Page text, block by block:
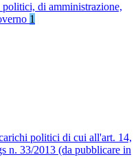
di amministrazione,
1
politici di cui all'art. 14,
n. 33/2013 (da pubblicare in